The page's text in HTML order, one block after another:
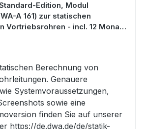
Edition, Modul
A 161) zur statischen
Vortriebsrohren - incl. 12 Monate
Berechnung von
Genauere
Systemvoraussetzungen,
sowie eine
finden Sie auf unserer
https://de.dwa.de/de/statik-